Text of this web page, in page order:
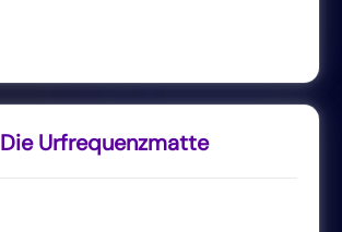
Die Urfrequenzmatte